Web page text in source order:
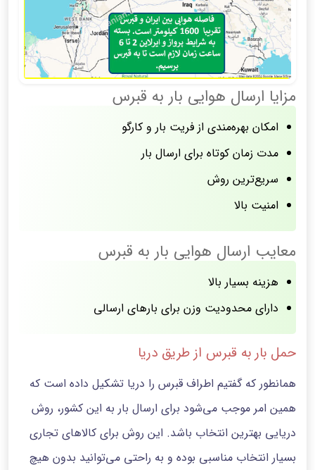
مزایا ارسال هوایی بار به قبرس
امکان بهره‌مندی از فریت بار و کارگو
مدت زمان کوتاه برای ارسال بار
سریع‌ترین روش
امنیت بالا
معایب ارسال هوایی بار به قبرس
هزینه بسیار بالا
دارای محدودیت وزن برای بارهای ارسالی
حمل بار به قبرس از طریق دریا
همانطور که گفتیم اطراف قبرس را دریا تشکیل داده است که
همین امر موجب می‌شود برای ارسال بار به این کشور، روش
دریایی بهترین انتخاب باشد. این روش برای کالاهای تجاری
بسیار انتخاب مناسبی بوده و به راحتی می‌توانید بدون هیچ